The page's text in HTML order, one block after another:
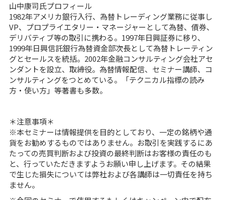
山中康司氏プロフィール
1982年アメリカ銀行入行、為替トレーディング業務に従事し
VP、プロプライエタリー・マネージャーとして為替、債券、
デリバティブ等の取引に携わる。1997年日興証券に移り、
1999年日興信託銀行為替資金部次長として為替トレーティン
グとセールスを統括。2002年金融コンサルティング会社アセ
ンダントを設立、取締役。為替情報配信、セミナー講師、コ
ンサルティングをつとめている。「テクニカル指標の読み
方・使い方」等著書も多数。
＊注意事項＊
※本セミナーは情報提供を目的としており、一定の銘柄や通
貨をお勧めするものではありません。お取引を実践するにあ
たっての売買判断および投資の最終判断はお客様の責任のも
と、行っていただきますようお願い申し上げます。その結果
で生じた損失については弊社および各講師は一切責任を持ち
ません。